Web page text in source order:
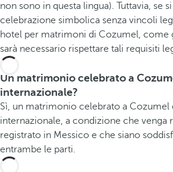
non sono in questa lingua). Tuttavia, se
celebrazione simbolica senza vincoli
hotel per matrimoni di Cozumel, come
sarà necessario rispettare tali requisiti
Un matrimonio celebrato a
internazionale?
Sì, un matrimonio celebrato a Cozumel
internazionale, a condizione che venga
registrato in Messico e che siano
entrambe le parti.